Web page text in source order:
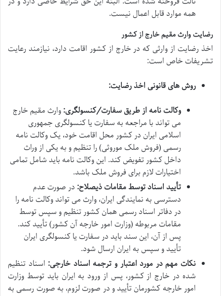
همه موارد قابل اعمال نیست.
رضایت وارث مقیم خارج از کشور
اخذ رضایت از وارثی که در خارج از کشور اقامت دارد، نیازمند رعایت
تشریفات خاص است:
روش های قانونی اخذ رضایت:
وکالت نامه از طریق سفارت/کنسولگری:وارث مقیم خارج
می تواند با مراجعه به سفارت یا کنسولگری جمهوری
اسلامی ایران در کشور محل اقامت خود، یک وکالت نامه
رسمی (فروش ملک موروثی) را تنظیم و به یکی از وراث
داخل کشور تفویض کند. این وکالت نامه باید شامل تمامی
اختیارات لازم برای فروش ملک باشد.
تأیید اسناد توسط مقامات ذیصلاح: در صورت عدم
دسترسی به نمایندگی ایران، وارث می تواند وکالت نامه را
در دفاتر اسناد رسمی همان کشور تنظیم و سپس توسط
مقامات مربوطه (وزارت امور خارجه آن کشور) تأیید کند.
پس از آن، این سند باید در سفارت یا کنسولگری ایران
تأیید و سپس به ایران ارسال شود.
نکات مهم در مورد اعتبار و ترجمه اسناد خارجی: اسناد تنظیم
شده در خارج از کشور، پس از ورود به ایران باید توسط وزارت
امور خارجه کشورمان تأیید و در صورت لزوم، به صورت رسمی به